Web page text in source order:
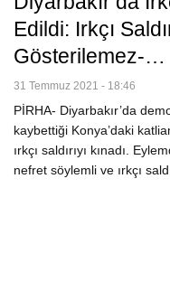
Edildi: Irkçı
Gösterilemez-…
31 Temmuz 2021 - 18:46
PİRHA- Diyarbakır’da
kaybettiği Konya’daki
ırkçı saldırıyı kınadı.
nefret söylemli ve ırkçı